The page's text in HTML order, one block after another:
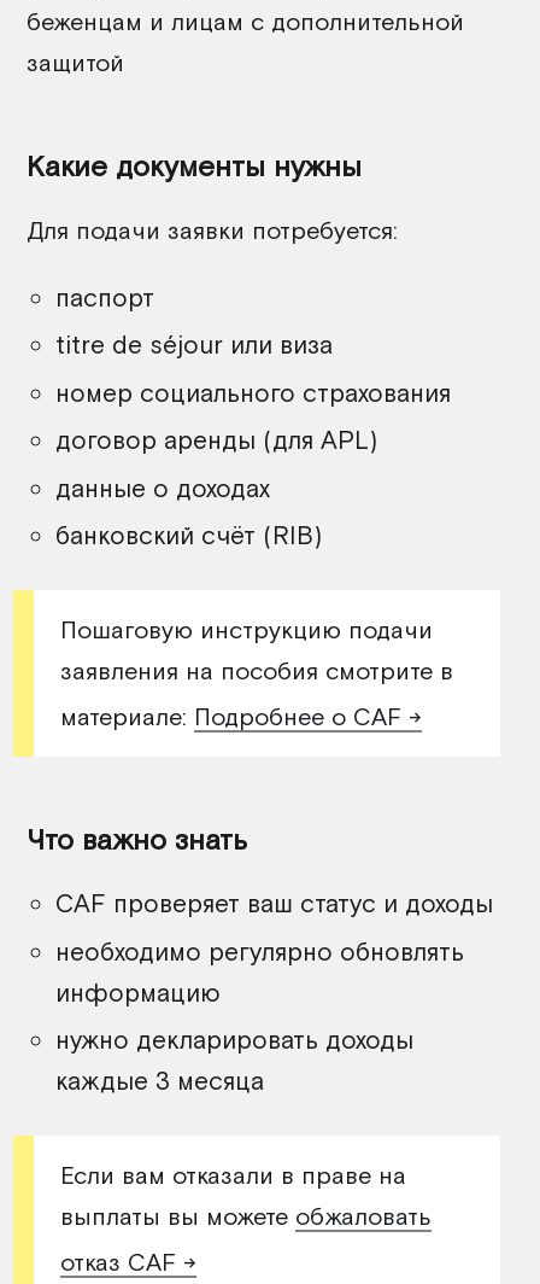
беженцам и лицам с дополнительной
защитой
Какие документы нужны
Для подачи заявки потребуется:
паспорт
titre de séjour или виза
номер социального страхования
договор аренды (для APL)
данные о доходах
банковский счёт (RIB)
Пошаговую инструкцию подачи
заявления на пособия смотрите в
материале: Подробнее о CAF →
Что важно знать
CAF проверяет ваш статус и доходы
необходимо регулярно обновлять
информацию
нужно декларировать доходы
каждые 3 месяца
Если вам отказали в праве на
выплаты вы можете обжаловать
отказ CAF →